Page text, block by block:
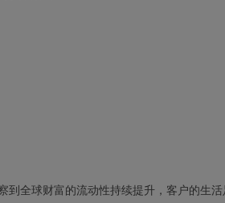
到全球财富的流动性持续提升，客户的生